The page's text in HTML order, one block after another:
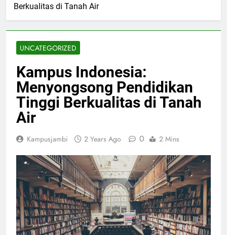
Berkualitas di Tanah Air
UNCATEGORIZED
Kampus Indonesia:
Menyongsong Pendidikan
Tinggi Berkualitas di Tanah
Air
Kampusjambi 2 Years Ago 0 2 Mins